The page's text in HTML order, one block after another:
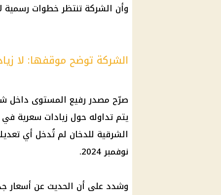
وأن الشركة تنتظر خطوات رسمية
الشركة توضح موقفها: لا
صرّح مصدر رفيع المستوى داخل
يتم تداوله حول زيادات سعرية
الشرقية للدخان لم تُدخل أي
نوفمبر 2024.
وشدد على أن الحديث عن أسعار